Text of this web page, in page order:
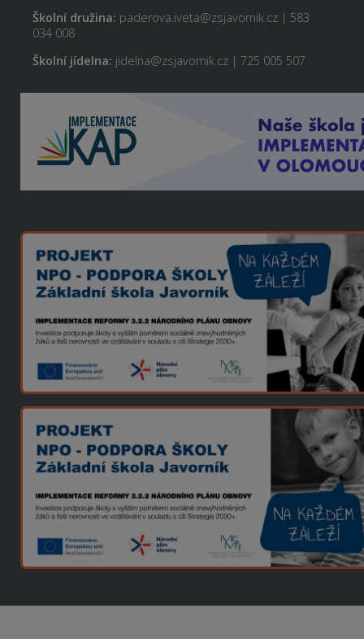
Školní družina: paderova.iveta@zsjavornik.cz | 583
034 008
Školní jídelna: jidelna@zsjavornik.cz | 725 005 507